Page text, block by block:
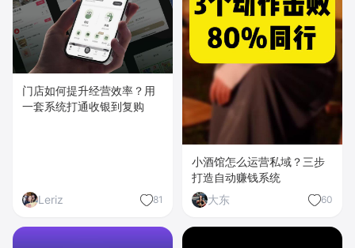
门店如何提升经营效率？用
一套系统打通收银到复购
Leriz 81
小酒馆怎么运营私域？三步
打造自动赚钱系统
大东
60